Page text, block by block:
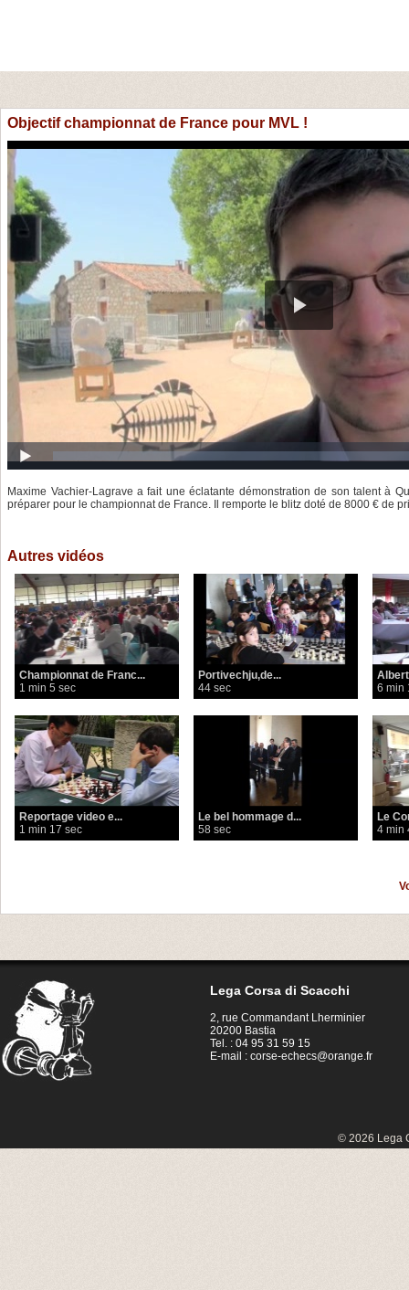
Objectif championnat de France pour MVL !
Maxime Vachier-Lagrave a fait une éclatante démonstration de son talent à
préparer pour le championnat de France. Il remporte le blitz doté de 8000 € de
Autres vidéos
Championnat de Franc...
1 min 5 sec
Portivechju,de...
44 sec
6 min
Reportage video e...
1 min 17 sec
Le bel hommage d...
58 sec
Le
4 min
Lega Corsa di Scacchi
2, rue Commandant Lherminier
20200 Bastia
Tel. : 04 95 31 59 15
E-mail :corse-echecs@orange.fr
© 2026 Lega